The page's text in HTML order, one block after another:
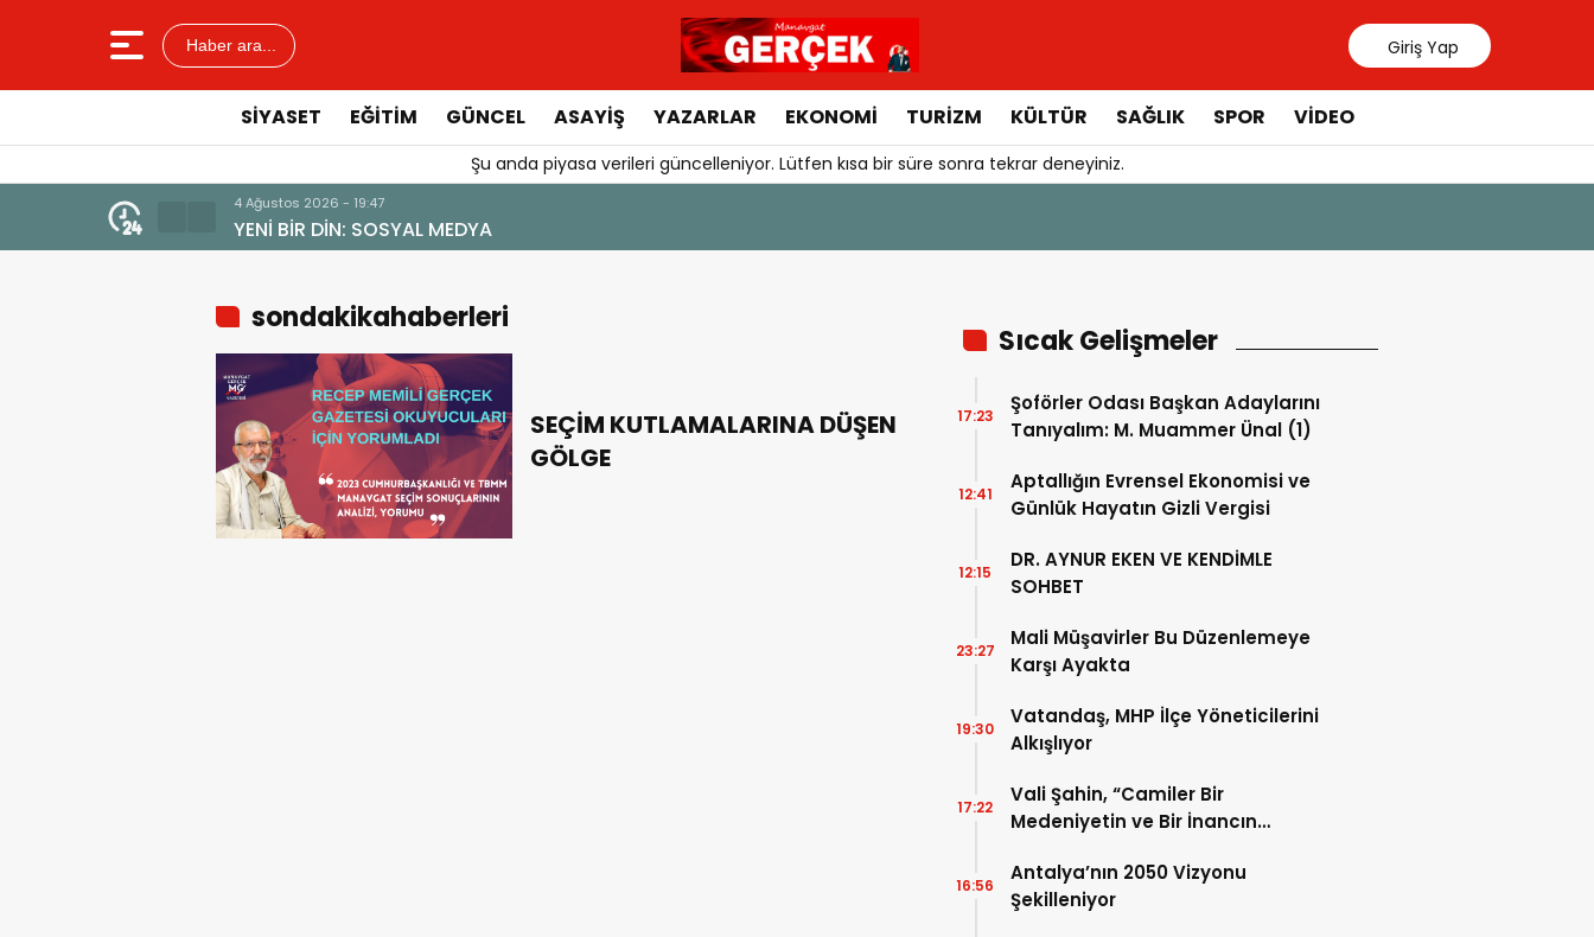
Haber ara... Giriş Yap
SIYASET EĞITIM GÜNCEL ASAYIŞ YAZARLAR EKONOMI TURIZM KÜLTÜR SAĞLIK SPOR VIDEO
Şu anda piyasa verileri güncelleniyor. Lütfen kısa bir süre sonra tekrar deneyiniz.
4 Ağustos 2026 - 19:47
YENİ BİR DİN: SOSYAL MEDYA
sondakikahaberleri
SEÇİM KUTLAMALARINA DÜŞEN
GÖLGE
Sıcak Gelişmeler
Şoförler Odası Başkan Adaylarını
Tanıyalım: M. Muammer Ünal (1)
17:23
Aptallığın Evrensel Ekonomisi ve
Günlük Hayatın Gizli Vergisi
12:41
DR. AYNUR EKEN VE KENDİMLE
SOHBET
12:15
Mali Müşavirler Bu Düzenlemeye
Karşı Ayakta
23:27
Vatandaş, MHP İlçe Yöneticilerini
Alkışlıyor
19:30
Vali Şahin, “Camiler Bir
Medeniyetin ve Bir İnancın
17:22
Antalya’nın 2050 Vizyonu
Şekilleniyor
16:56